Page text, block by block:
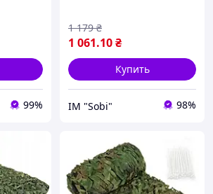
99%
1 061.10₴
1 179 ₴
Купить
ІМ "Sobi" 98%